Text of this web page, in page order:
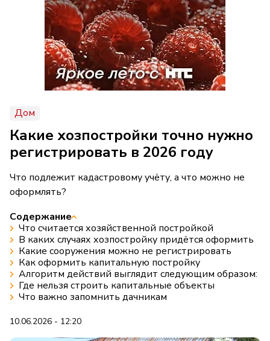
Дом
Какие хозпостройки точно нужно
регистрировать в 2026 году
Что подлежит кадастровому учёту, а что можно не
оформлять?
Содержание
Что считается хозяйственной постройкой
В каких случаях хозпостройку придётся оформить
Какие сооружения можно не регистрировать
Как оформить капитальную постройку
Алгоритм действий выглядит следующим образом:
Где нельзя строить капитальные объекты
Что важно запомнить дачникам
10.06.2026 - 12:20